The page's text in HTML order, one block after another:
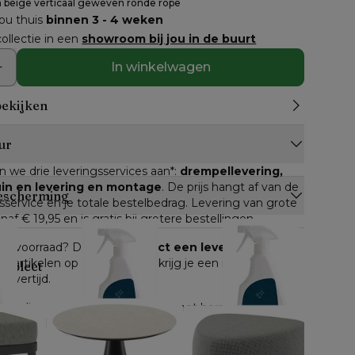
verticaal geweven ronde rope
thuis binnen 3 - 4 weken
in een showroom bij jou in de buurt
In winkelwagen
we drie leveringsservices aan*: drempellevering,
en levering en montage. De prijs hangt af van de
en je totale bestelbedrag. Levering van grote
€ 19,95 en is gratis bij grotere bestellingen.
voorraad? Dan kan je
direct een leverdatum
artikelen op voorraad, dan krijg je een inschatting
levertijd.
online gekocht worden, geldt het herroepingsrecht.
heb je
14 dagen de tijd om je bestelling